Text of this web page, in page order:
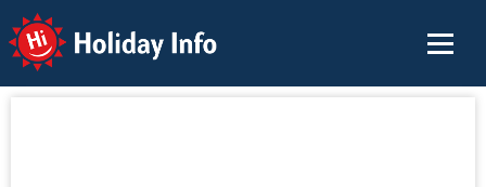
Holiday Info